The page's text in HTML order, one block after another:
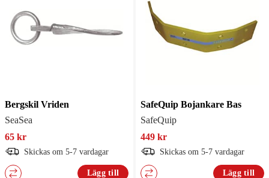
Bergskil Vriden
SeaSea
65 kr
Skickas om 5-7 vardagar
Lägg till
SafeQuip Bojankare Bas
SafeQuip
449 kr
Skickas om 5-7 vardagar
Lägg till